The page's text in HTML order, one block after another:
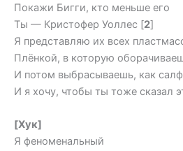
Покажи Бигги, кто меньше его
Ты — Кристофер Уоллес [2]
Я представляю их всех
Плёнкой, в которую
И потом выбрасываешь, как
И я хочу, чтобы ты тоже сказал
[Хук]
Я феноменальный